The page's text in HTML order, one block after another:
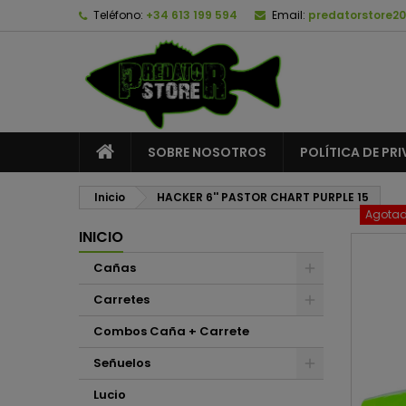
Teléfono: +34 613 199 594 Email:
SOBRE NOSOTROS POLÍTICA DE
Inicio HACKER 6'' PASTOR CHART PURPLE 15
INICIO
Cañas
Carretes
Combos Caña + Carrete
Señuelos
Lucio